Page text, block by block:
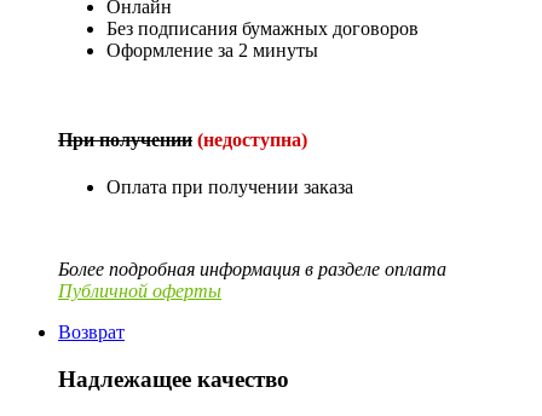
Онлайн
Без подписания бумажных договоров
Оформление за 2 минуты
При получении (недоступна)
Оплата при получении заказа
Более подробная информация в разделе оплата
Публичной оферты
Возврат
Надлежащее качество